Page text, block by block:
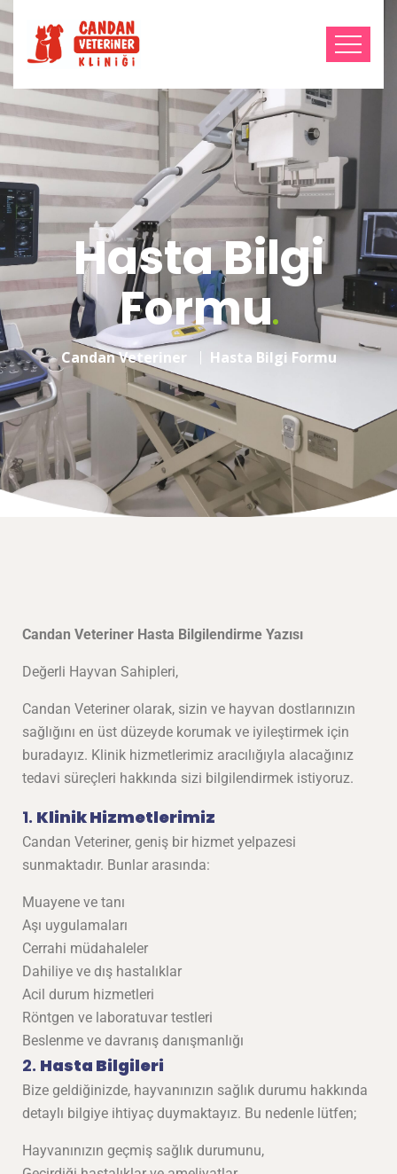
Hasta Bilgi
Formu
Candan Veteriner Hasta Bilgi Formu
Candan Veteriner Hasta Bilgilendirme Yazısı
Değerli Hayvan Sahipleri,
Candan Veteriner olarak, sizin ve hayvan dostlarınızın
sağlığını en üst düzeyde korumak ve iyileştirmek için
buradayız. Klinik hizmetlerimiz aracılığıyla alacağınız
tedavi süreçleri hakkında sizi bilgilendirmek istiyoruz.
1. Klinik Hizmetlerimiz
Candan Veteriner, geniş bir hizmet yelpazesi
sunmaktadır. Bunlar arasında:
Muayene ve tanı
Aşı uygulamaları
Cerrahi müdahaleler
Dahiliye ve dış hastalıklar
Acil durum hizmetleri
Röntgen ve laboratuvar testleri
Beslenme ve davranış danışmanlığı
2. Hasta Bilgileri
Bize geldiğinizde, hayvanınızın sağlık durumu hakkında
detaylı bilgiye ihtiyaç duymaktayız. Bu nedenle lütfen;
Hayvanınızın geçmiş sağlık durumunu,